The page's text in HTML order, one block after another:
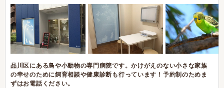
品川区にある鳥や小動物の専門病院です。かけがえのない小さな家族
の幸せのために飼育相談や健康診断も行っています！予約制のためま
ずはお電話ください。